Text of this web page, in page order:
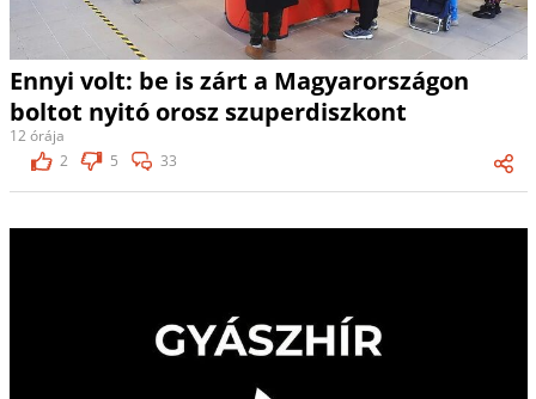
Ennyi volt: be is zárt a Magyarországon
boltot nyitó orosz szuperdiszkont
12 órája
2
5 33